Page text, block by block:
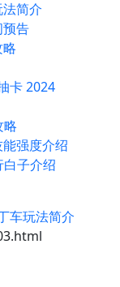
简介
告
卡 2024
略
强度介绍
子介绍
车玩法简介